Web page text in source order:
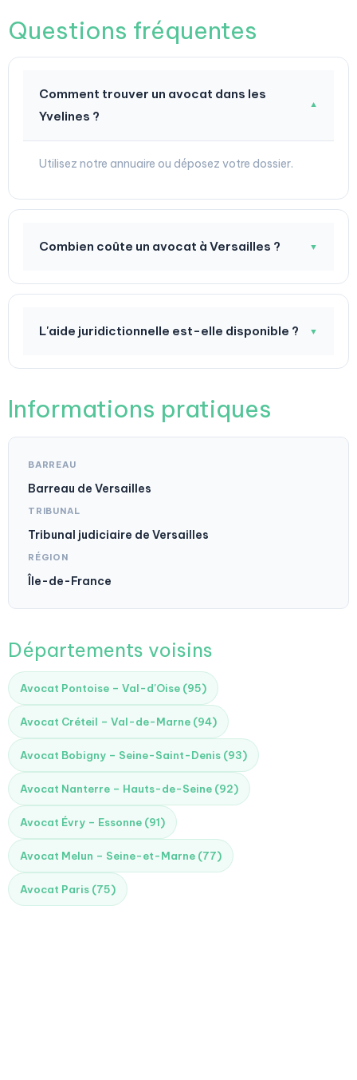
Questions fréquentes
Comment trouver un avocat dans les
Yvelines ?
▼
Utilisez notre annuaire ou déposez votre dossier.
Combien coûte un avocat à Versailles ? ▼
L'aide juridictionnelle est-elle disponible ? ▼
Informations pratiques
BARREAU
Barreau de Versailles
TRIBUNAL
Tribunal judiciaire de Versailles
RÉGION
Île-de-France
Départements voisins
Avocat Pontoise – Val-d'Oise (95)
Avocat Créteil – Val-de-Marne (94)
Avocat Bobigny – Seine-Saint-Denis (93)
Avocat Nanterre – Hauts-de-Seine (92)
Avocat Évry – Essonne (91)
Avocat Melun – Seine-et-Marne (77)
Avocat Paris (75)